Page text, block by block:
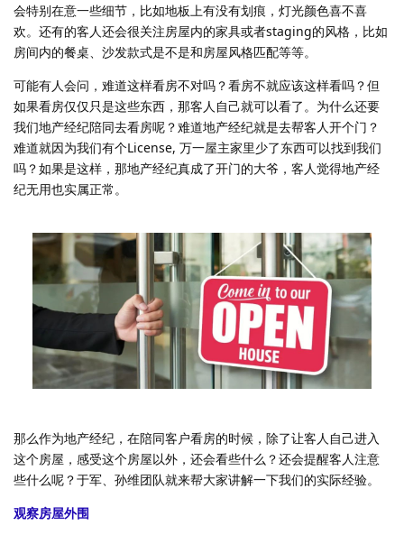
会特别在意一些细节，比如地板上有没有划痕，灯光颜色喜不喜
欢。还有的客人还会很关注房屋内的家具或者staging的风格，比如
房间内的餐桌、沙发款式是不是和房屋风格匹配等等。
可能有人会问，难道这样看房不对吗？看房不就应该这样看吗？但
如果看房仅仅只是这些东西，那客人自己就可以看了。为什么还要
我们地产经纪陪同去看房呢？难道地产经纪就是去帮客人开个门？
难道就因为我们有个License, 万一屋主家里少了东西可以找到我们
吗？如果是这样，那地产经纪真成了开门的大爷，客人觉得地产经
纪无用也实属正常。
那么作为地产经纪，在陪同客户看房的时候，除了让客人自己进入
这个房屋，感受这个房屋以外，还会看些什么？还会提醒客人注意
些什么呢？于军、孙维团队就来帮大家讲解一下我们的实际经验。
观察房屋外围